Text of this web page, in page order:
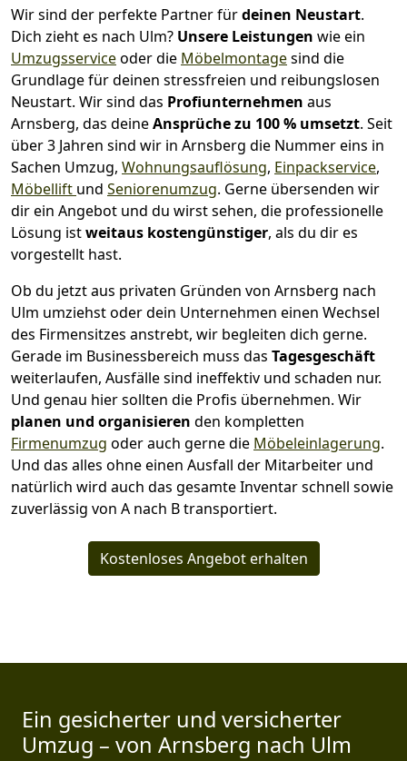
Wir sind der perfekte Partner fürdeinen Neustart.
Dich zieht es nach Ulm? Unsere Leistungen wie ein
Umzugsserviceoder die Möbelmontagesind die
Grundlage für deinen stressfreien und reibungslosen
Neustart. Wir sind das Profiunternehmen aus
Arnsberg, das deineAnsprüche zu 100 % umsetzt. Seit
über 3 Jahren sind wir in Arnsberg die Nummer eins in
Sachen Umzug, Wohnungsauflösung, Einpackservice,
Möbellift und Seniorenumzug. Gerne übersenden wir
dir ein Angebot und du wirst sehen, die professionelle
Lösung istweitaus kostengünstiger, als du dir es
vorgestellt hast.
Ob du jetzt aus privaten Gründen von Arnsberg nach
Ulm umziehst oder dein Unternehmen einen Wechsel
des Firmensitzes anstrebt, wir begleiten dich gerne.
Gerade im Businessbereich muss das Tagesgeschäft
weiterlaufen, Ausfälle sind ineffektiv und schaden nur.
Und genau hier sollten die Profis übernehmen. Wir
planen und organisieren den kompletten
Firmenumzug oder auch gerne die Möbeleinlagerung.
Und das alles ohne einen Ausfall der Mitarbeiter und
natürlich wird auch das gesamte Inventar schnell sowie
zuverlässig von A nach B transportiert.
Kostenloses Angebot erhalten
Ein gesicherter und versicherter
Umzug – von Arnsberg nach Ulm